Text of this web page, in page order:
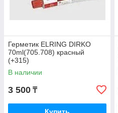
Герметик ELRING DIRKO
70ml(705.708) красный
(+315)
В наличии
3 500 ₸